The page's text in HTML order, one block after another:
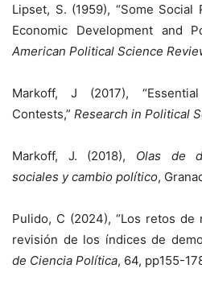
Lipset, S. (1959), “Some Social
Economic Development and
American Political Science
Markoff, J (2017),
Contests,” Research in Political
Markoff, J. (2018), Olas de
sociales y cambio político,
Pulido, C (2024), “Los retos de
revisión de los índices de
de Ciencia Política, 64, pp155-